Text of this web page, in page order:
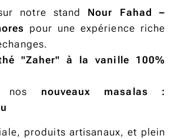
notre stand Nour Fahad –
pour une expérience riche
"Zaher" à la vanille 100%
nos nouveaux masalas :
produits artisanaux, et plein